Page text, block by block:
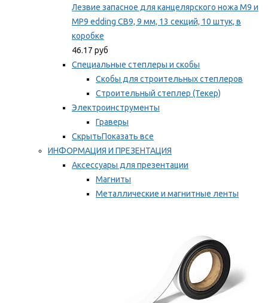
Лезвие запасное для канцелярского ножа M9 и
MP9 edding CB9, 9 мм, 13 секций, 10 штук, в
коробке
46.17 руб
Специальные степлеры и скобы
Скобы для строительных степлеров
Строительный степлер (Текер)
Электроинструменты
Граверы
СкрытьПоказать все
ИНФОРМАЦИЯ И ПРЕЗЕНТАЦИЯ
Аксессуары для презентации
Магниты
Металлические и магнитные ленты